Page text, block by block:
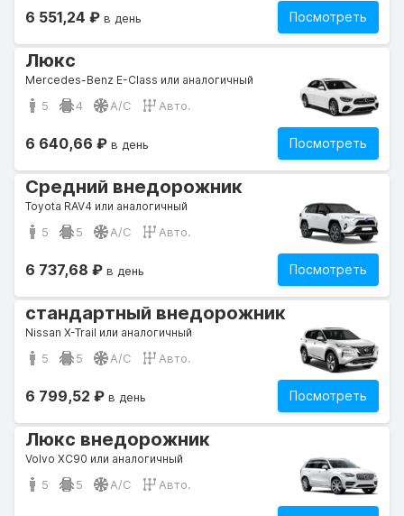
Посмотреть
6 551,24 ₽ в день
Люкс
Mercedes-Benz E-Class или аналогичный
5 4 A/C Авто.
Посмотреть
6 640,66 ₽ в день
Средний внедорожник
Toyota RAV4 или аналогичный
5 5 A/C Авто.
Посмотреть
6 737,68 ₽ в день
стандартный внедорожник
Nissan X-Trail или аналогичный
5 5 A/C Авто.
Посмотреть
6 799,52 ₽ в день
Люкс внедорожник
Volvo XC90 или аналогичный
5 5 A/C Авто.